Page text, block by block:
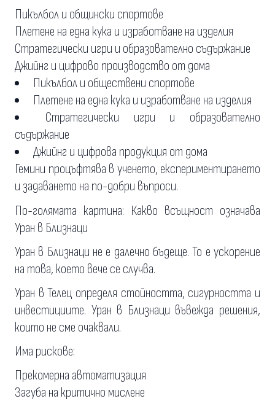
Пикълбол и общински спортове
Плетене на една кука и изработване на изделия
Стратегически игри и образователно съдържание
Джийнг и цифрово производство от дома
Пикълбол и обществени спортове
Плетене на една кука и изработване на изделия
Стратегически игри и образователно
съдържание
Джийнг и цифрова продукция от дома
Гемини процъфтява в ученето, експериментирането
и задаването на по-добри въпроси.
По-голямата картина: Какво всъщност означава
Уран в Близнаци
Уран в Близнаци не е далечно бъдеще. То е ускорение
на това, което вече се случва.
Уран в Телец определя стойността, сигурността и
инвестициите. Уран в Близнаци въвежда решения,
които не сме очаквали.
Има рискове:
Прекомерна автоматизация
Загуба на критично мислене